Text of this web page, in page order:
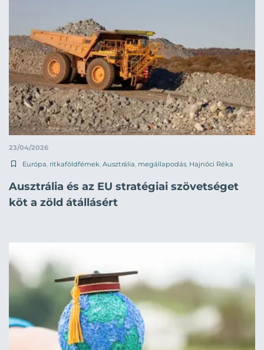
23/04/2026
Európa, ritkaföldfémek, Ausztrália, megállapodás, Hajnóci Réka
Ausztrália és az EU stratégiai szövetséget
köt a zöld átállásért